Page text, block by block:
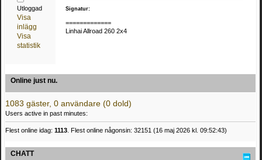
Utloggad
Visa
inlägg
Visa
statistik
Signatur:
=============
Linhai Allroad 260 2x4
Online just nu.
1083 gäster, 0 användare (0 dold)
Users active in past minutes:
Flest online idag: 1113 . Flest online någonsin: 32151 (16 maj 2026 kl. 09:52:43)
CHATT